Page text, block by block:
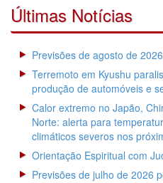
Últimas Notícias
Previsões de agosto de
Terremoto em Kyushu
produção de automóveis e
Calor extremo no Japão,
Norte: alerta para
climáticos severos nos
Orientação Espiritual com
Previsões de julho de 2026